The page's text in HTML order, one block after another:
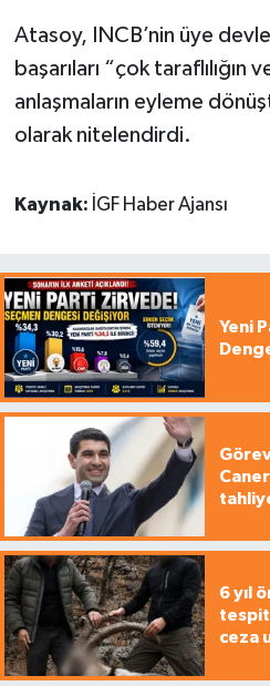
Atasoy, INCB’nin üye
başarıları “çok taraflılığın
anlaşmaların eyleme
olarak nitelendirdi.
Kaynak: İGF Haber Ajansı
Yeni
6 yıl
tespit
ceza